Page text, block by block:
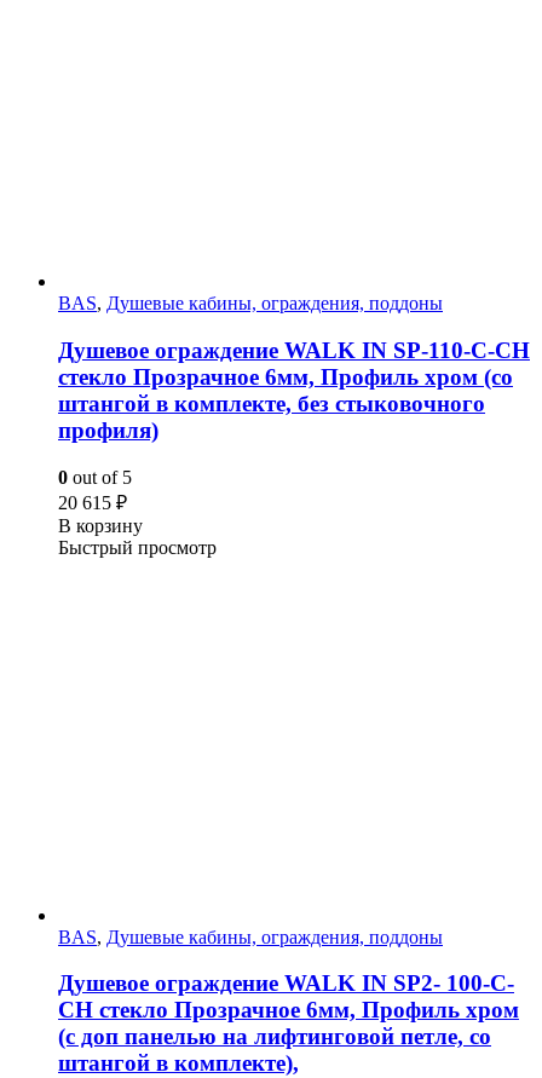
BAS, Душевые кабины, ограждения, поддоны
Душевое ограждение WALK IN SP-110-C-CH
стекло Прозрачное 6мм, Профиль хром (со
штангой в комплекте, без стыковочного
профиля)
0 out of 5
20 615 ₽
В корзину
Быстрый просмотр
BAS, Душевые кабины, ограждения, поддоны
Душевое ограждение WALK IN SP2- 100-C-
CH стекло Прозрачное 6мм, Профиль хром
(с доп панелью на лифтинговой петле, со
штангой в комплекте),